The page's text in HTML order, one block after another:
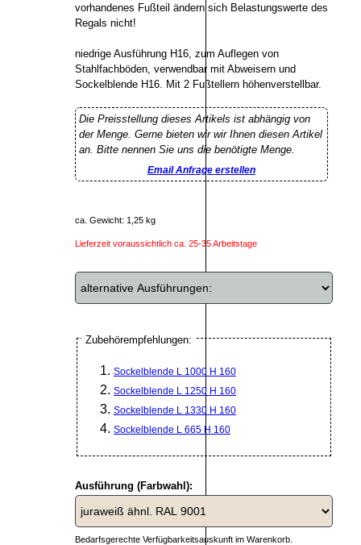
vorhandenes Fußteil ändern sich Belastungswerte des
Regals nicht!
niedrige Ausführung H16, zum Auflegen von
Stahlfachböden, verwendbar mit Abweisern und
Sockelblende H16. Mit 2 Fußtellern höhenverstellbar.
Die Preisstellung dieses Artikels ist abhängig von
der Menge. Gerne bieten wir wir Ihnen diesen Artikel
an. Bitte nennen Sie uns die benötigte Menge.
Email Anfrage erstellen
ca. Gewicht: 1,25 kg
Lieferzeit voraussichtlich ca. 25-35 Arbeitstage
Zubehörempfehlungen:
Sockelblende L 1000 H 160
Sockelblende L 1250 H 160
Sockelblende L 1330 H 160
Sockelblende L 665 H 160
Ausführung (Farbwahl):
Bedarfsgerechte Verfügbarkeitsauskunft im Warenkorb.